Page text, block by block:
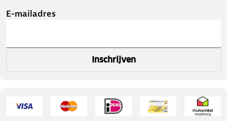
E-mailadres
Inschrijven